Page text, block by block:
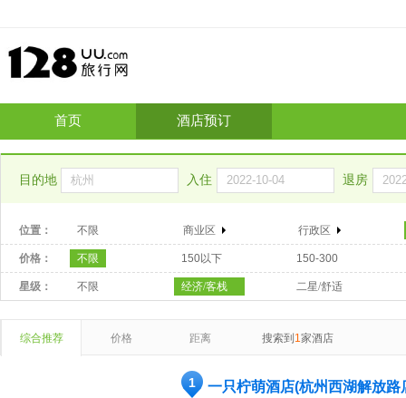
首页 酒店预订
目的地 入住 退房
位置： 不限 商业区 行政区
价格： 不限 150以下 150-300
星级： 不限 经济/客栈 二星/舒适
综合推荐 价格 距离 搜索到 1家酒店
1 一只柠萌酒店(杭州西湖解放路